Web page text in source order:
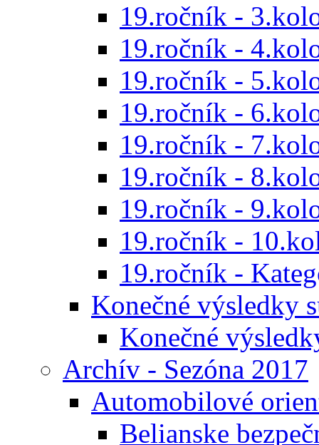
19.ročník -
19.ročník -
19.ročník -
19.ročník -
19.ročník -
19.ročník -
19.ročník -
19.ročník -
19.ročník -
Konečné výsledky
Konečné
Archív - Sezóna 2017
Automobilové
Belianske